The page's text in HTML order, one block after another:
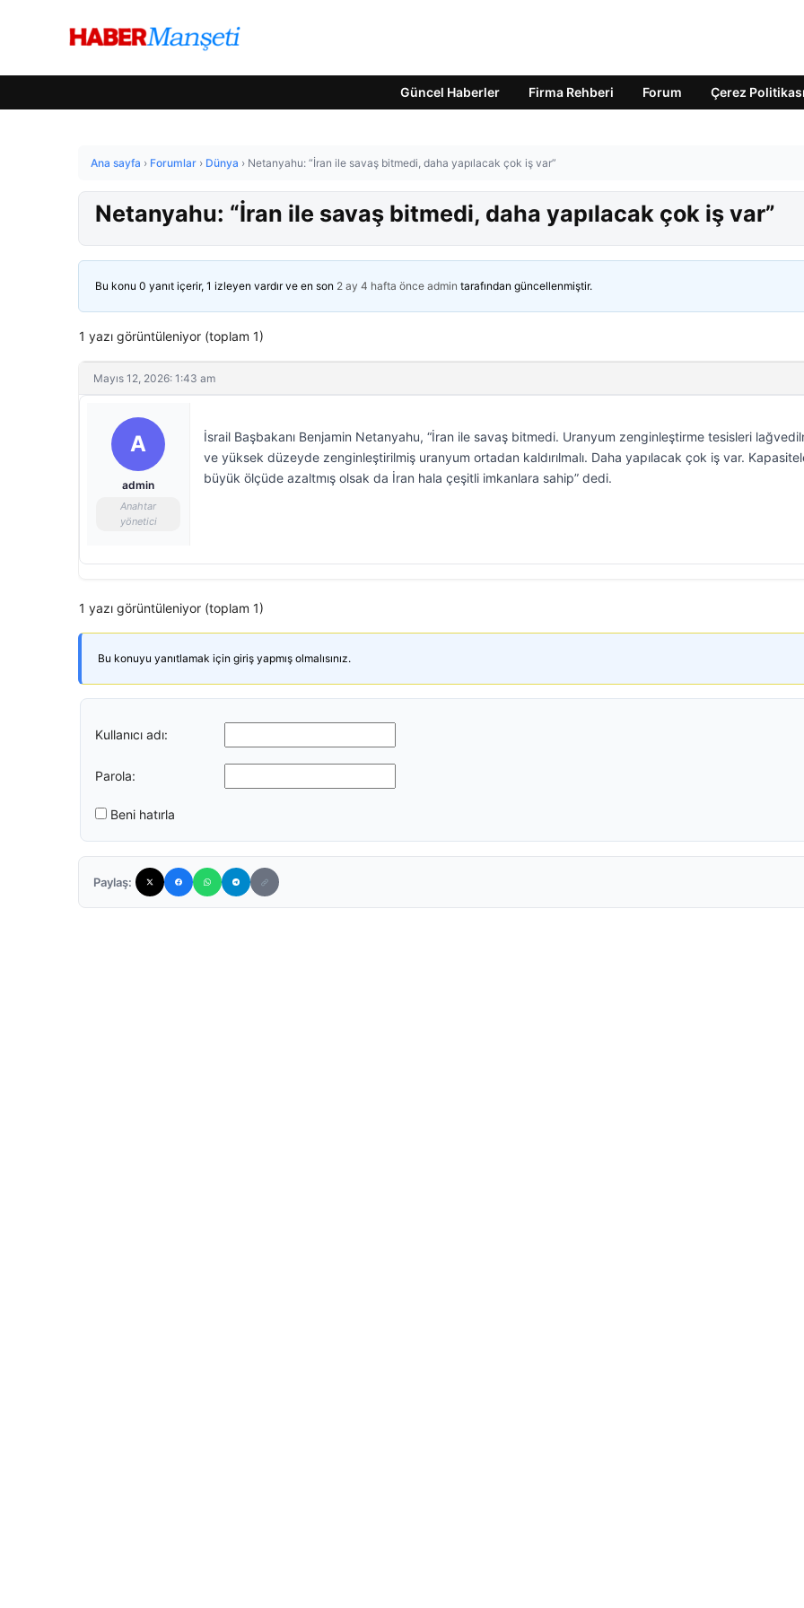
Güncel Haberler Firma Rehberi Forum Çerez Politikası
Ana sayfa › Forumlar › Dünya › Netanyahu: “İran ile savaş bitmedi, daha yapılacak çok iş var”
Netanyahu: “İran ile savaş bitmedi, daha yapılacak çok iş var”
Bu konu 0 yanıt içerir, 1 izleyen vardır ve en son 2 ay 4 hafta önce admin tarafından güncellenmiştir.
1 yazı görüntüleniyor (toplam 1)
Mayıs 12, 2026: 1:43 am
A
admin
Anahtar
yönetici
İsrail Başbakanı Benjamin Netanyahu, “İran ile savaş bitmedi. Uranyum zenginleştirme tesisleri
ve yüksek düzeyde zenginleştirilmiş uranyum ortadan kaldırılmalı. Daha yapılacak çok iş var.
büyük ölçüde azaltmış olsak da İran hala çeşitli imkanlara sahip” dedi.
1 yazı görüntüleniyor (toplam 1)
Bu konuyu yanıtlamak için giriş yapmış olmalısınız.
Kullanıcı adı:
Parola:
Beni hatırla
Paylaş: